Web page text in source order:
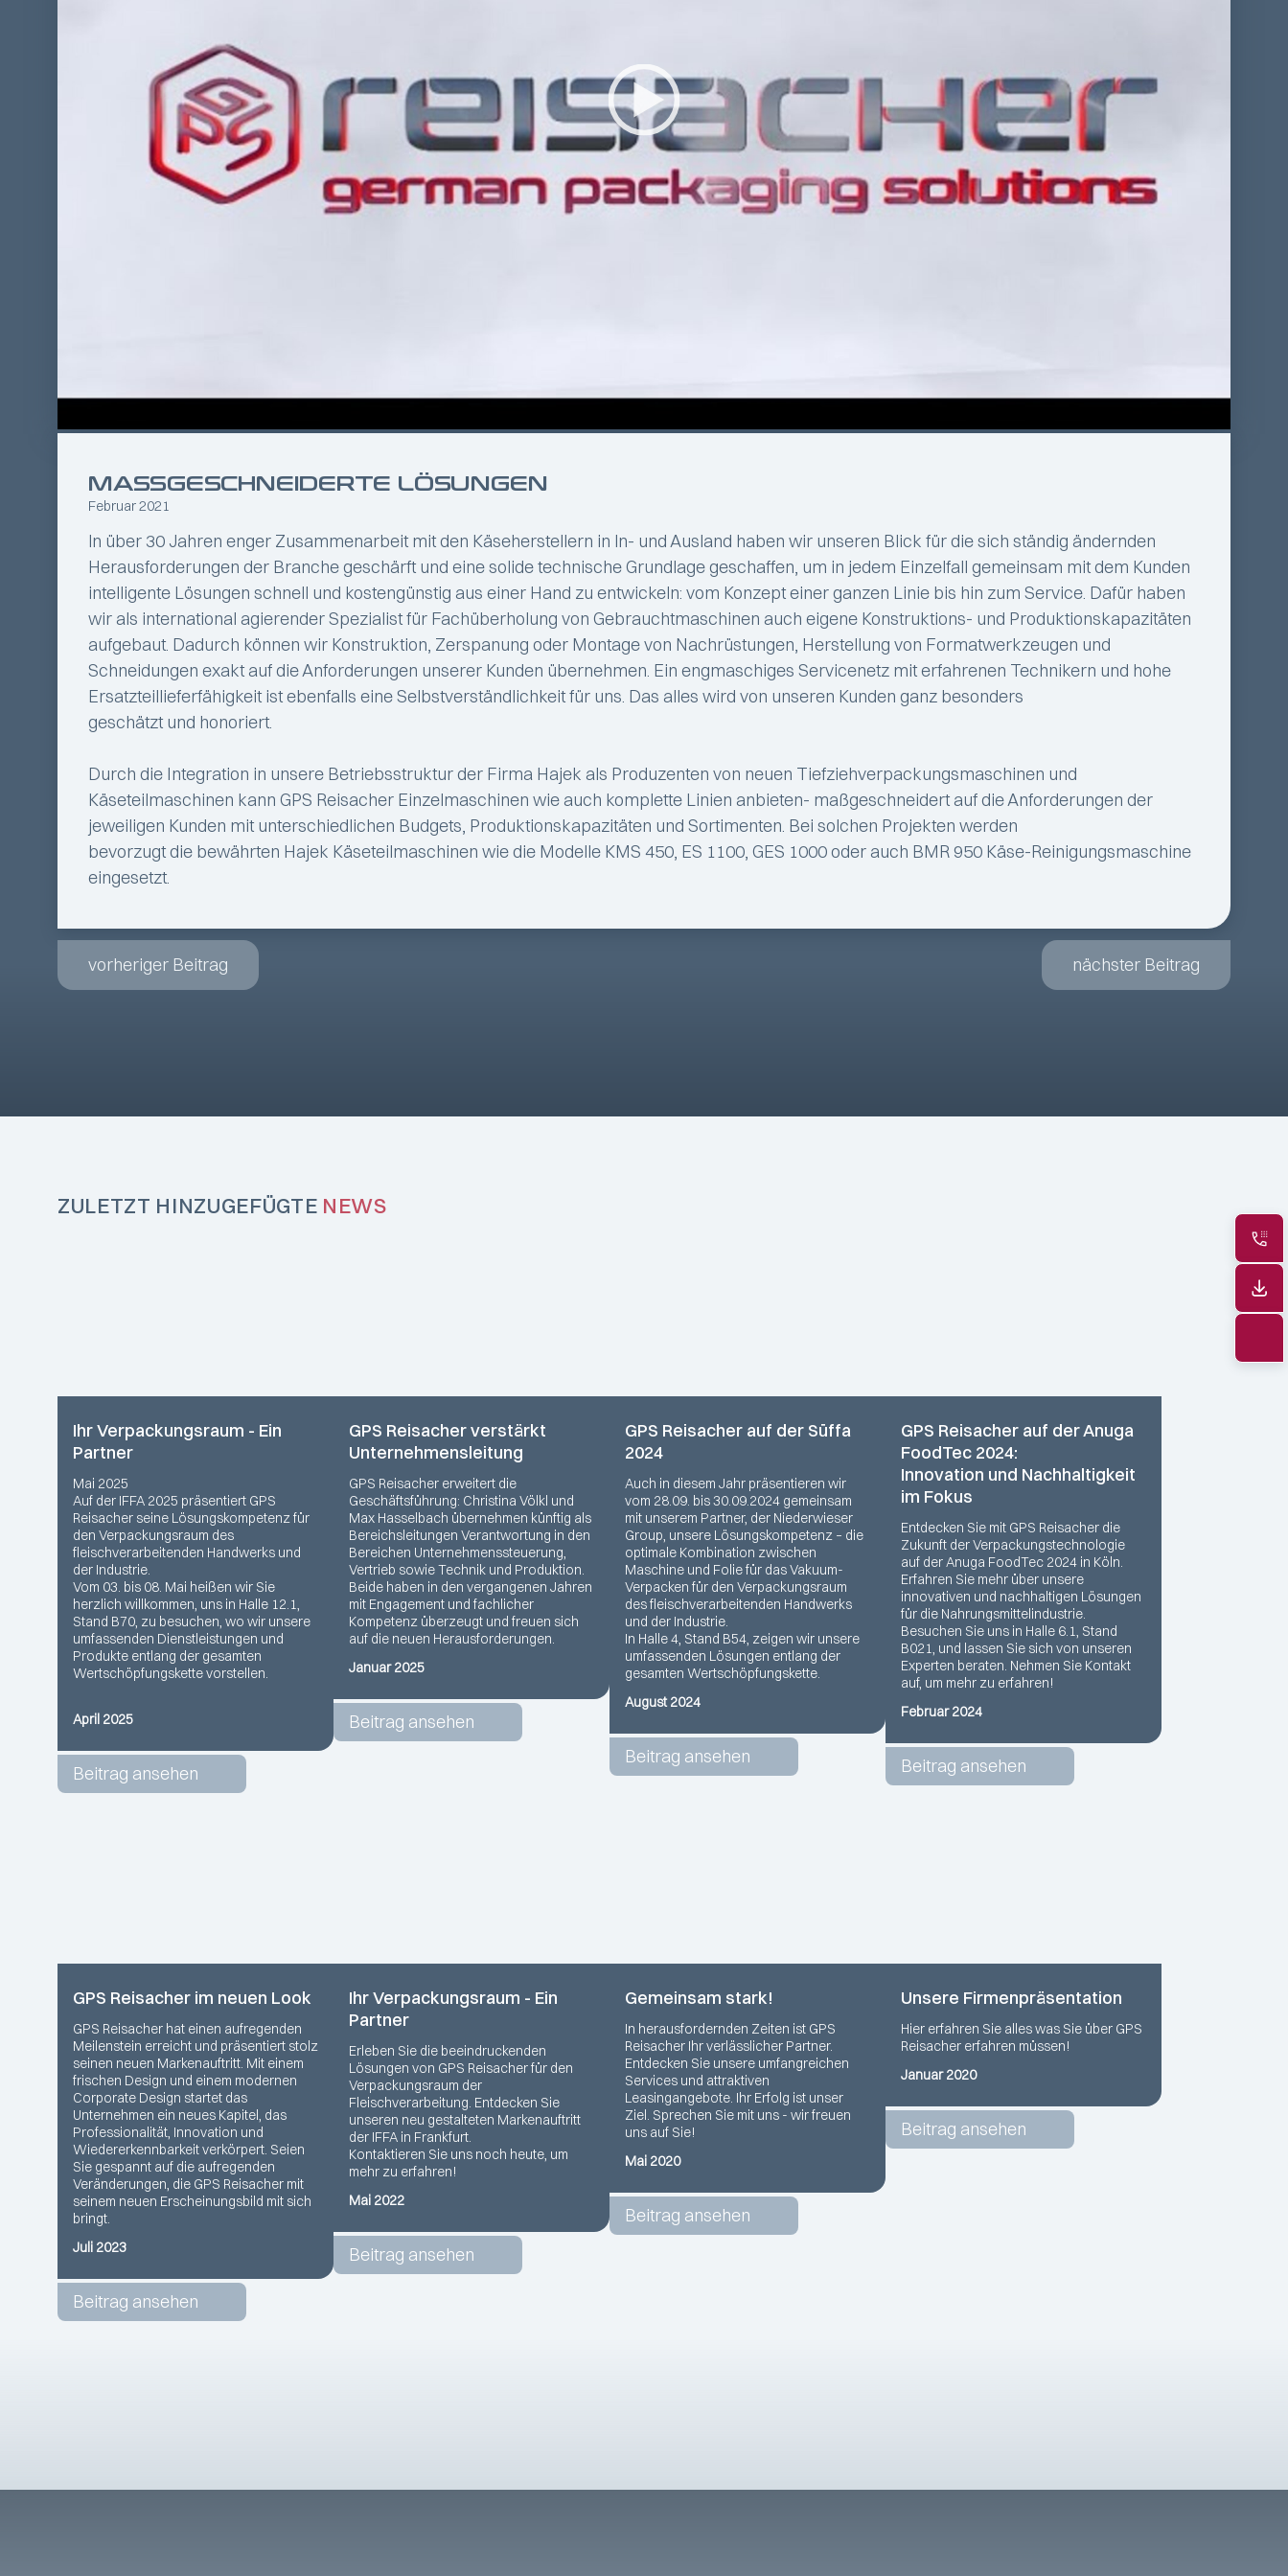
MASSGESCHNEIDERTE LÖSUNGEN
Februar 2021
ln über 30 Jahren enger Zusammenarbeit mit den Käseherstellern in ln- und Ausland haben wir unseren Blick für die sich ständig ändernden
Herausforderungen der Branche geschärft und eine solide technische Grundlage geschaffen, um in jedem Einzelfall gemeinsam mit dem Kunden
intelligente Lösungen schnell und kostengünstig aus einer Hand zu entwickeln: vom Konzept einer ganzen Linie bis hin zum Service. Dafür haben
wir als international agierender Spezialist für Fachüberholung von Gebrauchtmaschinen auch eigene Konstruktions- und Produktionskapazitäten
aufgebaut. Dadurch können wir Konstruktion, Zerspanung oder Montage von Nachrüstungen, Herstellung von Formatwerkzeugen und
Schneidungen exakt auf die Anforderungen unserer Kunden übernehmen. Ein engmaschiges Servicenetz mit erfahrenen Technikern und hohe
Ersatzteillieferfähigkeit ist ebenfalls eine Selbstverständlichkeit für uns. Das alles wird von unseren Kunden ganz besonders
geschätzt und honoriert.
Durch die Integration in unsere Betriebsstruktur der Firma Hajek als Produzenten von neuen Tiefziehverpackungsmaschinen und
Käseteilmaschinen kann GPS Reisacher Einzelmaschinen wie auch komplette Linien anbieten- maßgeschneidert auf die Anforderungen der
jeweiligen Kunden mit unterschiedlichen Budgets, Produktionskapazitäten und Sortimenten. Bei solchen Projekten werden
bevorzugt die bewährten Hajek Käseteilmaschinen wie die Modelle KMS 450, ES 1100, GES 1000 oder auch BMR 950 Käse-Reinigungsmaschine
eingesetzt.
vorheriger Beitrag nächster Beitrag
ZULETZT HINZUGEFÜGTE NEWS
Ihr Verpackungsraum - Ein
Partner
Mai 2025
Auf der IFFA 2025 präsentiert GPS
Reisacher seine Lösungskompetenz für
den Verpackungsraum des
fleischverarbeitenden Handwerks und
der Industrie.
Vom 03. bis 08. Mai heißen wir Sie
herzlich willkommen, uns in Halle 12.1,
Stand B70, zu besuchen, wo wir unsere
umfassenden Dienstleistungen und
Produkte entlang der gesamten
Wertschöpfungskette vorstellen.
April 2025
Beitrag ansehen
GPS Reisacher verstärkt
Unternehmensleitung
GPS Reisacher erweitert die
Geschäftsführung: Christina Völkl und
Max Hasselbach übernehmen künftig als
Bereichsleitungen Verantwortung in den
Bereichen Unternehmenssteuerung,
Vertrieb sowie Technik und Produktion.
Beide haben in den vergangenen Jahren
mit Engagement und fachlicher
Kompetenz überzeugt und freuen sich
auf die neuen Herausforderungen.
Januar 2025
Beitrag ansehen
GPS Reisacher auf der Süffa
2024
Auch in diesem Jahr präsentieren wir
vom 28.09. bis 30.09.2024 gemeinsam
mit unserem Partner, der Niederwieser
Group, unsere Lösungskompetenz – die
optimale Kombination zwischen
Maschine und Folie für das Vakuum-
Verpacken für den Verpackungsraum
des fleischverarbeitenden Handwerks
und der Industrie.
In Halle 4, Stand B54, zeigen wir unsere
umfassenden Lösungen entlang der
gesamten Wertschöpfungskette.
August 2024
Beitrag ansehen
GPS Reisacher auf der Anuga
FoodTec 2024:
Innovation und Nachhaltigkeit
im Fokus
Entdecken Sie mit GPS Reisacher die
Zukunft der Verpackungstechnologie
auf der Anuga FoodTec 2024 in Köln.
Erfahren Sie mehr über unsere
innovativen und nachhaltigen Lösungen
für die Nahrungsmittelindustrie.
Besuchen Sie uns in Halle 6.1, Stand
B021, und lassen Sie sich von unseren
Experten beraten. Nehmen Sie Kontakt
auf, um mehr zu erfahren!
Februar 2024
Beitrag ansehen
GPS Reisacher im neuen Look
GPS Reisacher hat einen aufregenden
Meilenstein erreicht und präsentiert stolz
seinen neuen Markenauftritt. Mit einem
frischen Design und einem modernen
Corporate Design startet das
Unternehmen ein neues Kapitel, das
Professionalität, Innovation und
Wiedererkennbarkeit verkörpert. Seien
Sie gespannt auf die aufregenden
Veränderungen, die GPS Reisacher mit
seinem neuen Erscheinungsbild mit sich
bringt.
Juli 2023
Beitrag ansehen
Ihr Verpackungsraum - Ein
Partner
Erleben Sie die beeindruckenden
Lösungen von GPS Reisacher für den
Verpackungsraum der
Fleischverarbeitung. Entdecken Sie
unseren neu gestalteten Markenauftritt
der IFFA in Frankfurt.
Kontaktieren Sie uns noch heute, um
mehr zu erfahren!
Mai 2022
Beitrag ansehen
Gemeinsam stark!
In herausfordernden Zeiten ist GPS
Reisacher Ihr verlässlicher Partner.
Entdecken Sie unsere umfangreichen
Services und attraktiven
Leasingangebote. Ihr Erfolg ist unser
Ziel. Sprechen Sie mit uns - wir freuen
uns auf Sie!
Mai 2020
Beitrag ansehen
Unsere Firmenpräsentation
Hier erfahren Sie alles was Sie über GPS
Reisacher erfahren müssen!
Januar 2020
Beitrag ansehen